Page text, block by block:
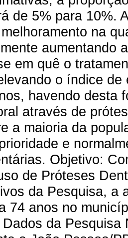
de 5% para 10%.
na
aumentando
em quê o
o índice
havendo desta
através de
a maioria da
e
Objetivo:
de Próteses
da Pesquisa, a
74 anos no
da